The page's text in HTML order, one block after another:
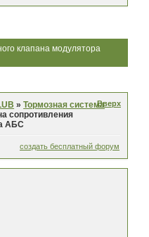
клапана модулятора
»Тормозная система
сопротивления
АБС
Вверх
создать бесплатный форум